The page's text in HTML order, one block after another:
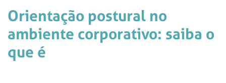
Orientação postural no
ambiente corporativo: saiba o
que é